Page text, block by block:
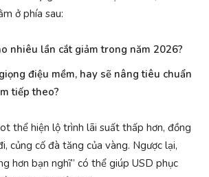
ở phía sau:
nhiêu lần cắt giảm trong năm 2026?
điệu mềm, hay sẽ nâng tiêu chuẩn
tiếp theo?
thể hiện lộ trình lãi suất thấp hơn, đồng
củng cố đà tăng của vàng. Ngược lại,
hơn bạn nghĩ” có thể giúp USD phục